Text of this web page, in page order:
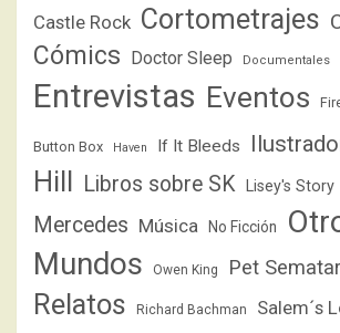
Castle Rock Cortometrajes
Cómics Doctor Sleep Documentales
Entrevistas Eventos
Button Box Haven If It Bleeds
Hill
Libros sobre SK Lisey's Story
Mercedes Música No Ficción
Mundos
Owen King Pet
Relatos Richard Bachman Salem´s